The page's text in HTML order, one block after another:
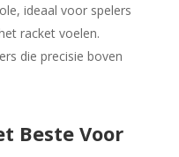
ideaal voor spelers
racket voelen.
die precisie boven
Beste Voor